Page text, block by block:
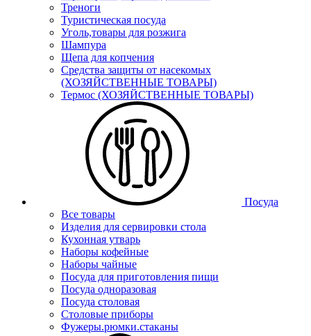
Треноги
Туристическая посуда
Уголь,товары для розжига
Шампура
Щепа для копчения
Средства защиты от насекомых
(ХОЗЯЙСТВЕННЫЕ ТОВАРЫ)
Термос (ХОЗЯЙСТВЕННЫЕ ТОВАРЫ)
Посуда
Все товары
Изделия для сервировки стола
Кухонная утварь
Наборы кофейные
Наборы чайные
Посуда для приготовления пищи
Посуда одноразовая
Посуда столовая
Столовые приборы
Фужеры.рюмки.стаканы